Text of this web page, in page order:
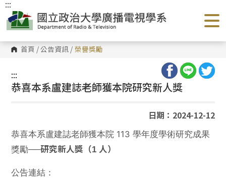
跳
到
主
要
內
容
區 首頁 /公告資訊 / 榮譽獎勵
:::
:::
恭喜本系盧建誌老師獲本院研究新人獎
日期：2024-12-12
恭喜本系盧建誌老師獲本院 113 學年度學術研究成果
獎勵──研究新人獎（1 人）
公告連結：